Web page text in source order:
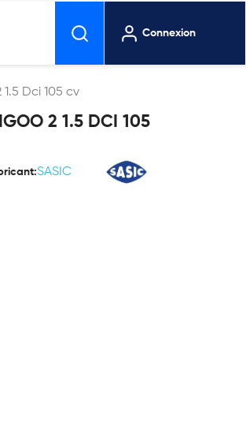
Connexion
Dci 105 cv
2 1.5 DCI 105
SASIC